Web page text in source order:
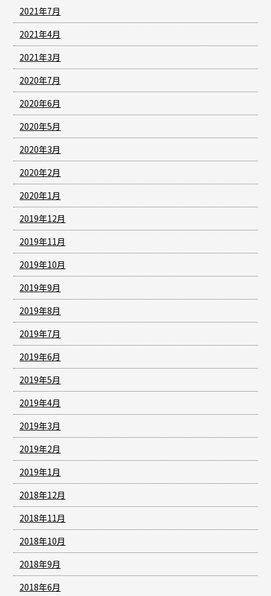
2021年7月
2021年4月
2021年3月
2020年7月
2020年6月
2020年5月
2020年3月
2020年2月
2020年1月
2019年12月
2019年11月
2019年10月
2019年9月
2019年8月
2019年7月
2019年6月
2019年5月
2019年4月
2019年3月
2019年2月
2019年1月
2018年12月
2018年11月
2018年10月
2018年9月
2018年6月